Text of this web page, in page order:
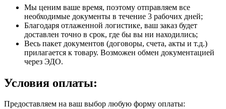
Мы ценим ваше время, поэтому отправляем все
необходимые документы в течение 3 рабочих дней;
Благодаря отлаженной логистике, ваш заказ будет
доставлен точно в срок, где бы вы ни находились;
Весь пакет документов (договоры, счета, акты и т.д.)
прилагается к товару. Возможен обмен документацией
через ЭДО.
Условия оплаты:
Предоставляем на ваш выбор любую форму оплаты: